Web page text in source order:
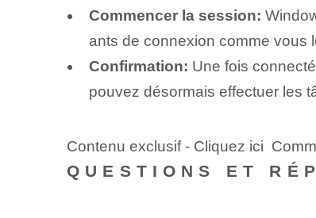
Commencer la session:
ants de connexion comme vous
Confirmation: Une fois
pouvez désormais effectuer les
Contenu exclusif - Cliquez ici
QUESTIONS ET